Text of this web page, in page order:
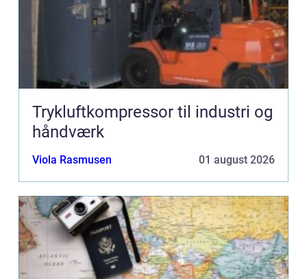
Trykluftkompressor til industri og
håndværk
Viola Rasmusen 01 august 2026